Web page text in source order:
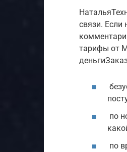
связи. Если
тарифы от
по
по